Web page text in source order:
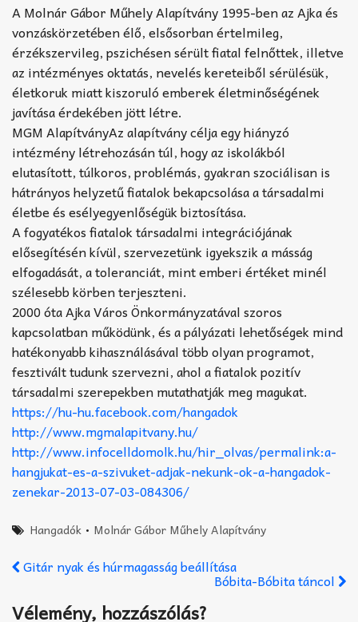
A Molnár Gábor Műhely Alapítvány 1995-ben az Ajka és
vonzáskörzetében élő, elsősorban értelmileg,
érzékszervileg, pszichésen sérült fiatal felnőttek, illetve
az intézményes oktatás, nevelés kereteiből sérülésük,
életkoruk miatt kiszoruló emberek életminőségének
javítása érdekében jött létre.
MGM AlapítványAz alapítvány célja egy hiányzó
intézmény létrehozásán túl, hogy az iskolákból
elutasított, túlkoros, problémás, gyakran szociálisan is
hátrányos helyzetű fiatalok bekapcsolása a társadalmi
életbe és esélyegyenlőségük biztosítása.
A fogyatékos fiatalok társadalmi integrációjának
elősegítésén kívül, szervezetünk igyekszik a másság
elfogadását, a toleranciát, mint emberi értéket minél
szélesebb körben terjeszteni.
2000 óta Ajka Város Önkormányzatával szoros
kapcsolatban működünk, és a pályázati lehetőségek mind
hatékonyabb kihasználásával több olyan programot,
fesztivált tudunk szervezni, ahol a fiatalok pozitív
társadalmi szerepekben mutathatják meg magukat.
https://hu-hu.facebook.com/hangadok
http://www.mgmalapitvany.hu/
http://www.infocelldomolk.hu/hir_olvas/permalink:a-
hangjukat-es-a-szivuket-adjak-nekunk-ok-a-hangadok-
zenekar-2013-07-03-084306/
Hangadók • Molnár Gábor Műhely Alapítvány
Gitár nyak és húrmagasság beállítása
Bóbita-Bóbita táncol
Vélemény, hozzászólás?